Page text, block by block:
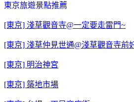
東京旅遊景點推薦
[東京] 淺草觀音寺@一定要走雷門~
[東京] 淺草仲見世通@淺草觀音寺前
[東京] 明治神宮
[東京] 築地市場